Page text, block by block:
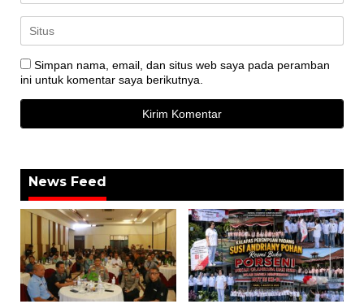
Simpan nama, email, dan situs web saya pada peramban
ini untuk komentar saya berikutnya.
News Feed